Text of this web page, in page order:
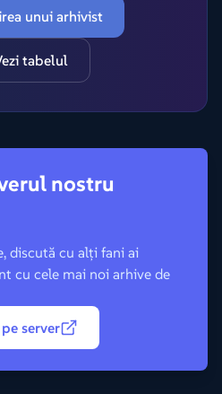
unui arhivist
tabelul
nostru
discută cu alți fani ai
cu cele mai noi arhive de
server